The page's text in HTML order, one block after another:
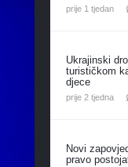
prije 1 tjedan
Ukrajinski
turističkom
djece
prije 2 tjedna
Novi
pravo